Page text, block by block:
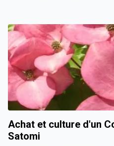
Achat et culture d'un
Satomi